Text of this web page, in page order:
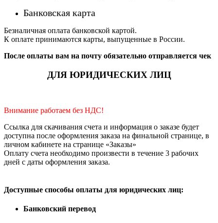
Банковская карта
Безналичная оплата банковской картой.
К оплате принимаются карты, выпущенные в России.
После оплаты вам на почту обязательно отправляется чек
ДЛЯ ЮРИДИЧЕСКИХ ЛИЦ
Внимание работаем без НДС!
Ссылка для скачивания счета и информация о заказе будет
доступна после оформления заказа на финальной странице, в
личном кабинете на странице «Заказы»
Оплату счета необходимо произвести в течение 3 рабочих
дней с даты оформления заказа.
Доступные способы оплаты для юридических лиц:
Банковский перевод